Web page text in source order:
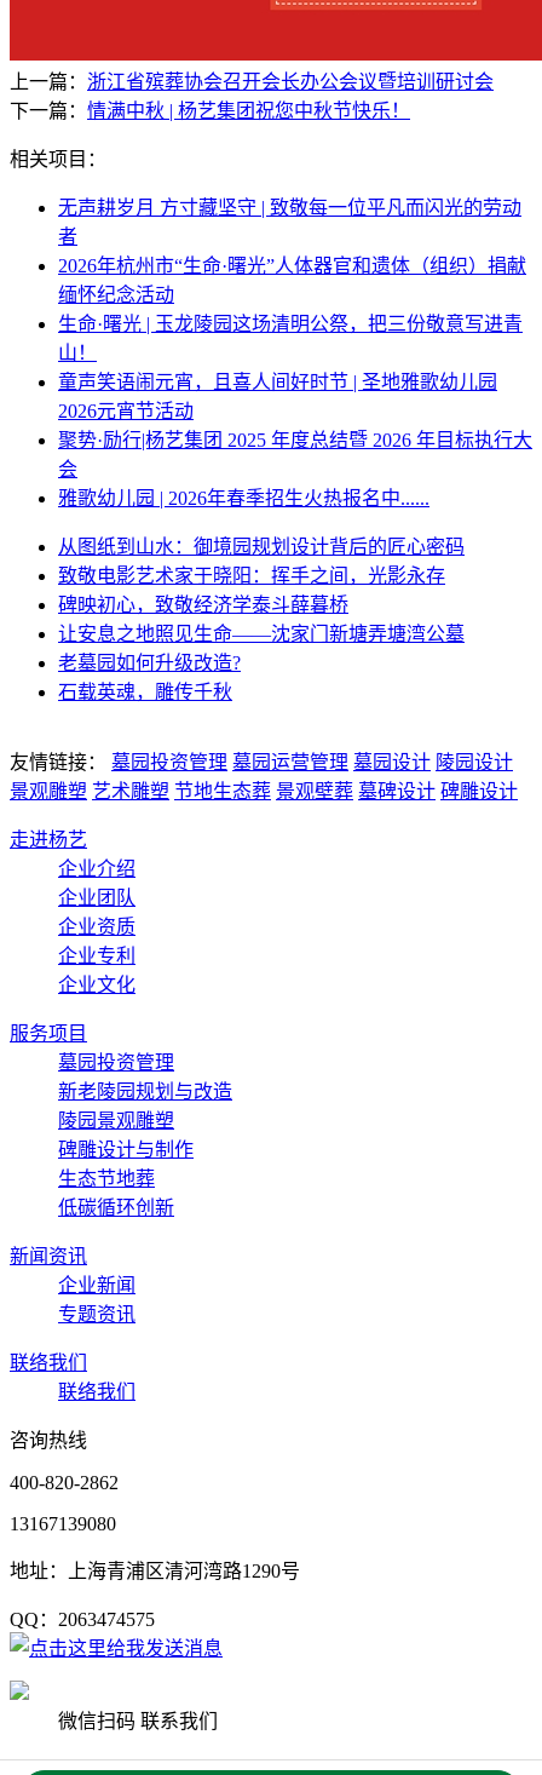
上一篇： 浙江省殡葬协会召开会长办公会议暨培训研讨会
下一篇： 情满中秋 | 杨艺集团祝您中秋节快乐！
相关项目：
无声耕岁月 方寸藏坚守 | 致敬每一位平凡而闪光的劳动
者
2026年杭州市“生命·曙光”人体器官和遗体（组织）捐献
缅怀纪念活动
生命·曙光 | 玉龙陵园这场清明公祭，把三份敬意写进青
山！
童声笑语闹元宵，且喜人间好时节 | 圣地雅歌幼儿园
2026元宵节活动
聚势·励行|杨艺集团 2025 年度总结暨 2026 年目标执行大
会
雅歌幼儿园 | 2026年春季招生火热报名中......
从图纸到山水：御境园规划设计背后的匠心密码
致敬电影艺术家于晓阳：挥手之间，光影永存
碑映初心，致敬经济学泰斗薛暮桥
让安息之地照见生命——沈家门新塘弄塘湾公墓
老墓园如何升级改造?
石载英魂，雕传千秋
友情链接： 墓园投资管理 墓园运营管理 墓园设计 陵园设计
景观雕塑 艺术雕塑 节地生态葬 景观壁葬 墓碑设计 碑雕设计
走进杨艺
企业介绍
企业团队
企业资质
企业专利
企业文化
服务项目
墓园投资管理
新老陵园规划与改造
陵园景观雕塑
碑雕设计与制作
生态节地葬
低碳循环创新
新闻资讯
企业新闻
专题资讯
联络我们
联络我们
咨询热线
400-820-2862
13167139080
地址：上海青浦区清河湾路1290号
QQ：2063474575
微信扫码 联系我们
Copyright © 2020 上海杨艺园林集团有限公司 版权所有沪ICP